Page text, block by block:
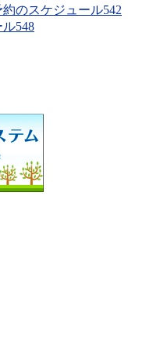
のスケジュール542
548